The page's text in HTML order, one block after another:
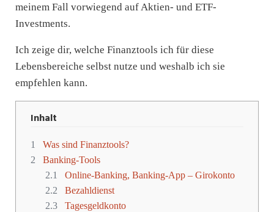
meinem Fall vorwiegend auf Aktien- und ETF-
Investments.
Ich zeige dir, welche Finanztools ich für diese
Lebensbereiche selbst nutze und weshalb ich sie
empfehlen kann.
Inhalt
1
Was sind Finanztools?
2
Banking-Tools
2.1
Online-Banking, Banking-App – Girokonto
2.2
Bezahldienst
2.3
Tagesgeldkonto